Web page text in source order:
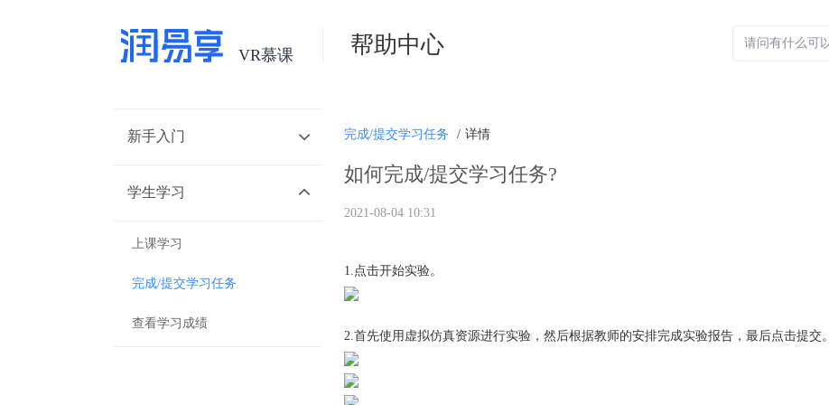
帮助中心
新手入门
学生学习
上课学习
完成/提交学习任务
查看学习成绩
完成/提交学习任务 / 详情
如何完成/提交学习任务?
2021-08-04 10:31
1.点击开始实验。
2.首先使用虚拟仿真资源进行实验，然后根据教师的安排完成实验报告，最后点击提交。